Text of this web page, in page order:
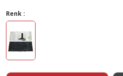
Renk :